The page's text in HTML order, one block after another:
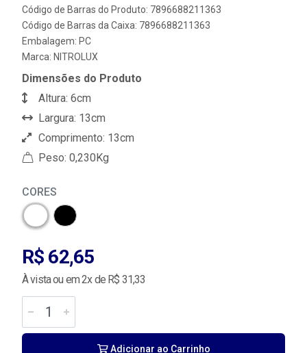
Código de Barras do Produto: 7896688211363
Código de Barras da Caixa: 7896688211363
Embalagem: PC
Marca: NITROLUX
Dimensões do Produto
Altura: 6cm
Largura: 13cm
Comprimento: 13cm
Peso: 0,230Kg
CORES
R$ 62,65
À vista ou em 2x de R$ 31,33
Adicionar ao Carrinho